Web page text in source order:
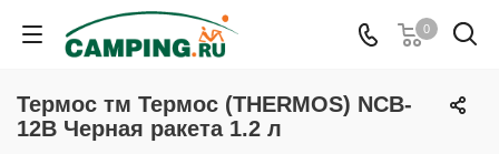
0
Термос тм Термос (THERMOS) NCB-
12B Черная ракета 1.2 л